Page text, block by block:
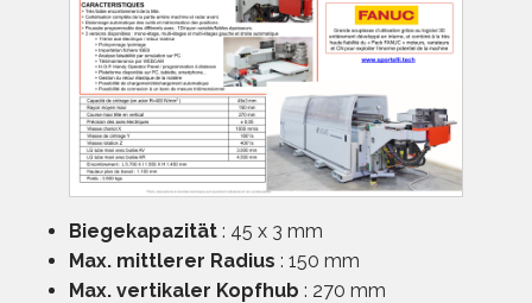
Biegekapazität: 45 x 3 mm
Max. mittlerer Radius : 150 mm
Max. vertikaler Kopfhub : 270 mm